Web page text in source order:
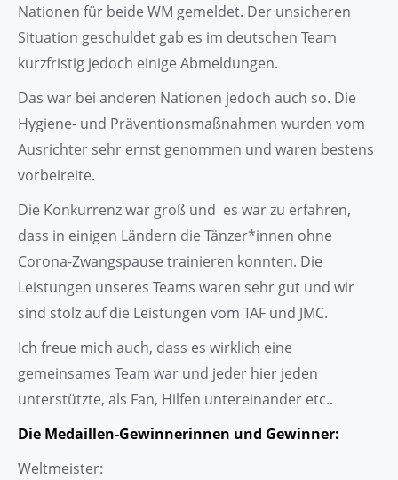
Nationen für beide WM gemeldet. Der unsicheren
Situation geschuldet gab es im deutschen Team
kurzfristig jedoch einige Abmeldungen.
Das war bei anderen Nationen jedoch auch so. Die
Hygiene- und Präventionsmaßnahmen wurden vom
Ausrichter sehr ernst genommen und waren bestens
vorbeireite.
Die Konkurrenz war groß und es war zu erfahren,
dass in einigen Ländern die Tänzer*innen ohne
Corona-Zwangspause trainieren konnten. Die
Leistungen unseres Teams waren sehr gut und wir
sind stolz auf die Leistungen vom TAF und JMC.
Ich freue mich auch, dass es wirklich eine
gemeinsames Team war und jeder hier jeden
unterstützte, als Fan, Hilfen untereinander etc..
Die Medaillen-Gewinnerinnen und Gewinner:
Weltmeister: